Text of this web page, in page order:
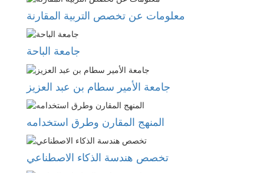
جامعة الباحة
جامعة الأمير سطام بن عبد العزيز
المنهج المقارن وطرق استخدامه
تخصص هندسة الذكاء الاصطناعي